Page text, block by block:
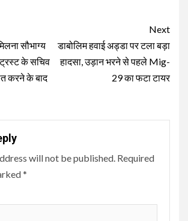
सौभाग्य
ट्रस्ट के सचिव
करने के बाद
Next
डाबोलिम हवाई अड्डा पर टला बड़ा
हादसा, उड़ान भरने से पहले Mig-
29 का फटा टायर
will not be published. Required
*